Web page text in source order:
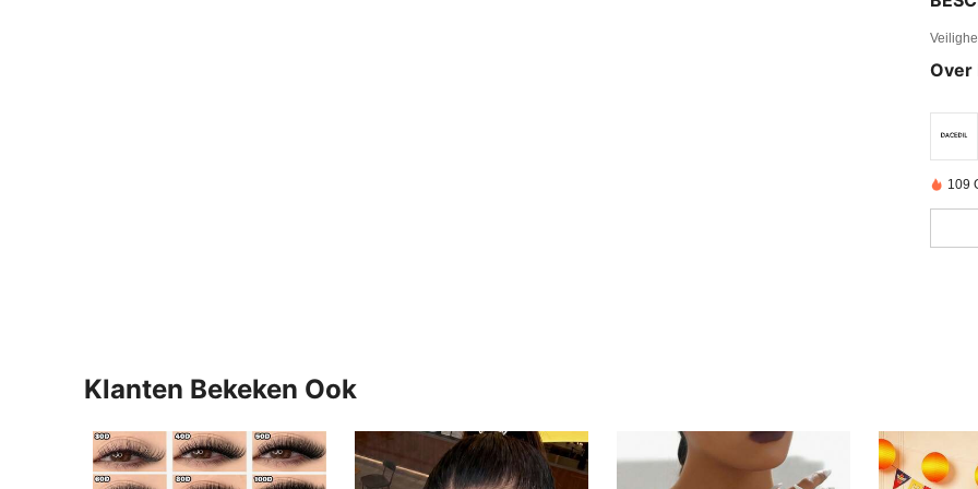
Over
109
Klanten Bekeken Ook